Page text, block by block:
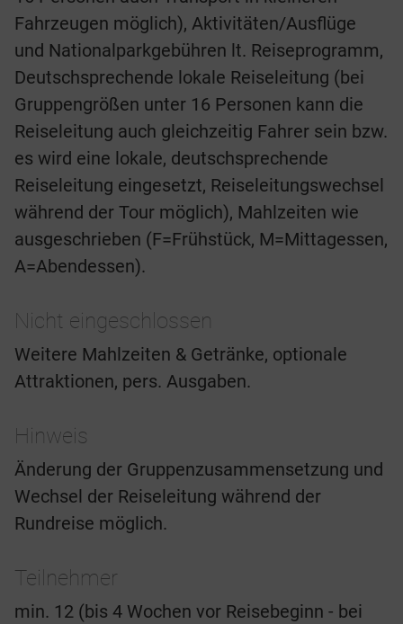
Fahrzeugen möglich), Aktivitäten/Ausflüge
und Nationalparkgebühren lt. Reiseprogramm,
Deutschsprechende lokale Reiseleitung (bei
Gruppengrößen unter 16 Personen kann die
Reiseleitung auch gleichzeitig Fahrer sein bzw.
es wird eine lokale, deutschsprechende
Reiseleitung eingesetzt, Reiseleitungswechsel
während der Tour möglich), Mahlzeiten wie
ausgeschrieben (F=Frühstück, M=Mittagessen,
A=Abendessen).
Nicht eingeschlossen
Weitere Mahlzeiten & Getränke, optionale
Attraktionen, pers. Ausgaben.
Hinweis
Änderung der Gruppenzusammensetzung und
Wechsel der Reiseleitung während der
Rundreise möglich.
Teilnehmer
min. 12 (bis 4 Wochen vor Reisebeginn - bei